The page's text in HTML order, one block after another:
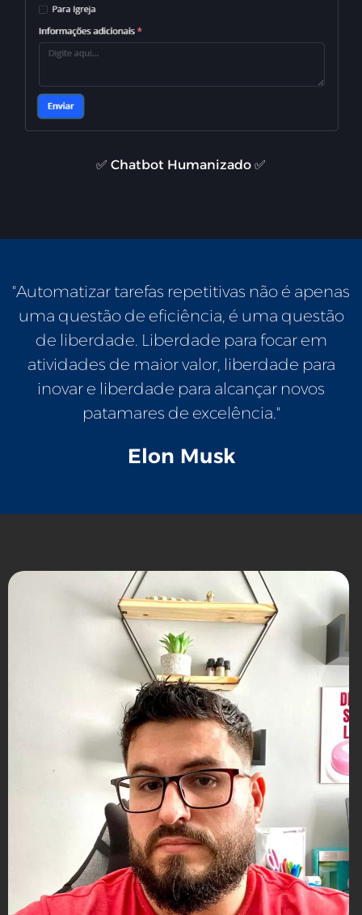
✅ Chatbot Humanizado ✅
"Automatizar tarefas repetitivas não é apenas
uma questão de eficiência, é uma questão
de liberdade. Liberdade para focar em
atividades de maior valor, liberdade para
inovar e liberdade para alcançar novos
patamares de excelência."
Elon Musk